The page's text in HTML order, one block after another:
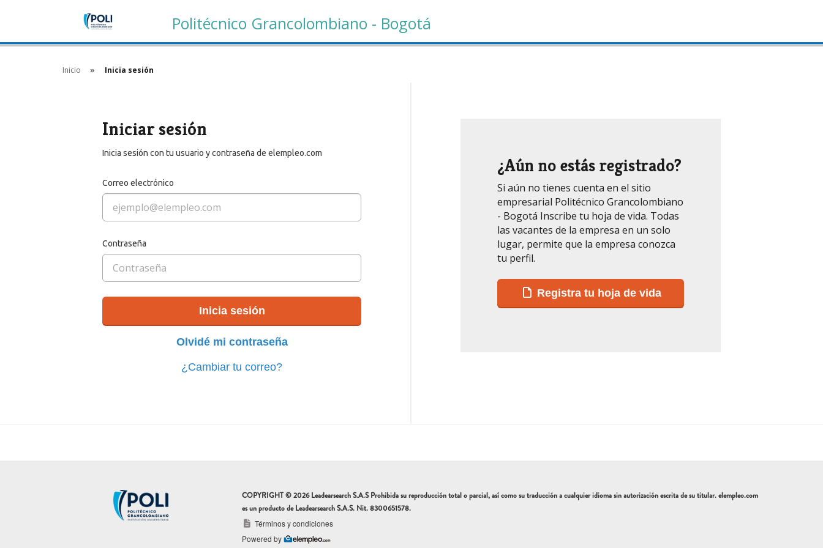
Politécnico Grancolombiano - Bogotá
Inicio Inicia sesión
Iniciar sesión
Inicia sesión con tu usuario y contraseña de elempleo.com
Correo electrónico
Contraseña
Inicia sesión
Olvidé mi contraseña
¿Cambiar tu correo?
¿Aún no estás registrado?
Si aún no tienes cuenta en el sitio
empresarial Politécnico Grancolombiano
- Bogotá Inscribe tu hoja de vida. Todas
las vacantes de la empresa en un solo
lugar, permite que la empresa conozca
tu perfil.
Registra tu hoja de vida
COPYRIGHT © 2026 Leadearsearch S.A.S Prohibida su reproducción total o parcial, así como su traducción a cualquier idioma sin autorización escrita de su titular. elempleo.com
es un producto de Leadearsearch S.A.S. Nit. 8300651578.
Términos y condiciones
Powered by